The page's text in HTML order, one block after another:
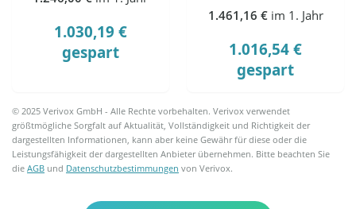
1.030,19 €
gespart
1.461,16 € im 1. Jahr
1.016,54 €
gespart
© 2025 Verivox GmbH - Alle Rechte vorbehalten. Verivox verwendet
größtmögliche Sorgfalt auf Aktualität, Vollständigkeit und Richtigkeit der
dargestellten Informationen, kann aber keine Gewähr für diese oder die
Leistungsfähigkeit der dargestellten Anbieter übernehmen. Bitte beachten Sie
dieAGB und Datenschutzbestimmungen von Verivox.